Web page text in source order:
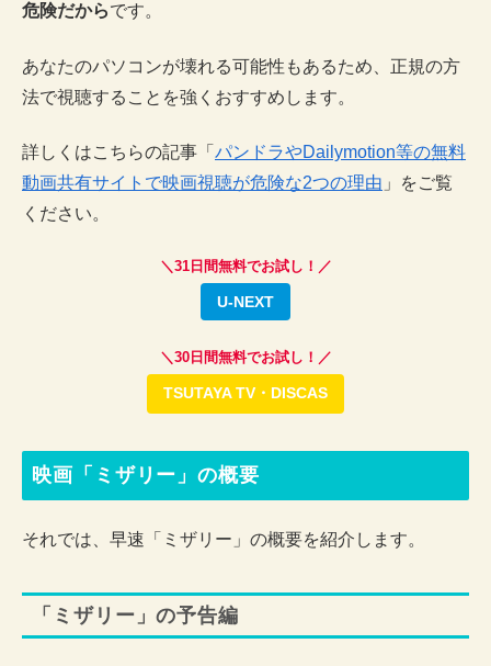
危険だからです。
あなたのパソコンが壊れる可能性もあるため、正規の方
法で視聴することを強くおすすめします。
詳しくはこちらの記事「 パンドラやDailymotion等の無料
動画共有サイトで映画視聴が危険な2つの理由 」をご覧
ください。
＼31日間無料でお試し！／
U-NEXT
＼30日間無料でお試し！／
TSUTAYA TV・DISCAS
映画「ミザリー」の概要
それでは、早速「ミザリー」の概要を紹介します。
「ミザリー」の予告編